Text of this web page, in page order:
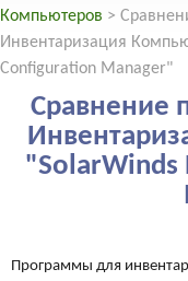
Компьютеров >
Инвентаризация
Configuration Manager"
Сравнение
Программы для